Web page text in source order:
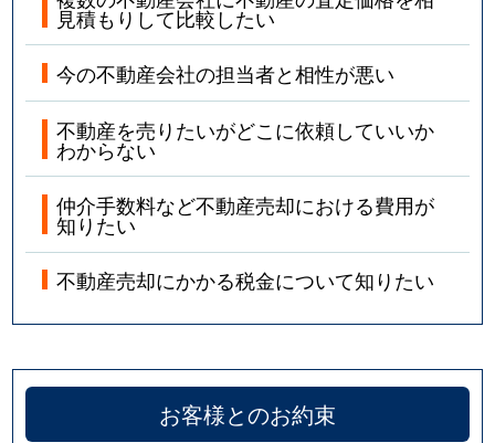
見積もりして比較したい
今の不動産会社の担当者と相性が悪い
不動産を売りたいがどこに依頼していいか
わからない
仲介手数料など不動産売却における費用が
知りたい
不動産売却にかかる税金について知りたい
お客様とのお約束